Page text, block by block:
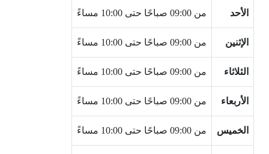
الأحد من 09:00 صباحًا حتى 10:00 مساءً
الإثنين من 09:00 صباحًا حتى 10:00 مساءً
الثلاثاء من 09:00 صباحًا حتى 10:00 مساءً
الأربعاء من 09:00 صباحًا حتى 10:00 مساءً
الخميس من 09:00 صباحًا حتى 10:00 مساءً